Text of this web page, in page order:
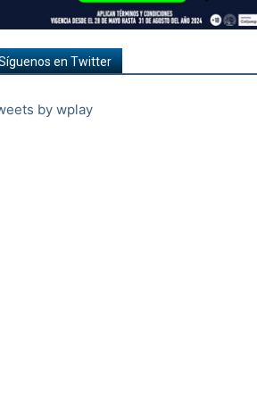
en Twitter
by wplay